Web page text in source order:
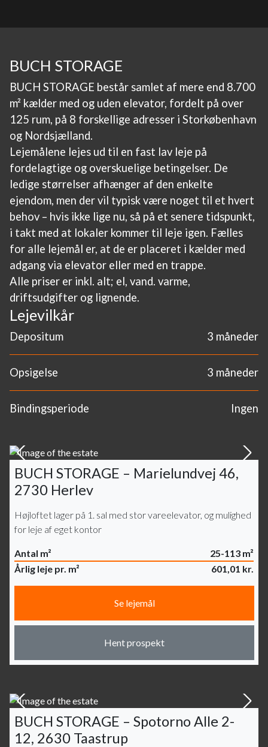
BUCH STORAGE
BUCH STORAGE består samlet af mere end 8.700
m² kælder med og uden elevator, fordelt på over
125 rum, på 8 forskellige adresser i Storkøbenhavn
og Nordsjælland.
Lejemålene lejes ud til en fast lav leje på
fordelagtige og overskuelige betingelser. De
ledige størrelser afhænger af den enkelte
ejendom, men der vil typisk være noget til et hvert
behov – hvis ikke lige nu, så på et senere tidspunkt,
i takt med at lokaler kommer til leje igen. Fælles
for alle lejemål er, at de er placeret i kælder med
adgang via elevator eller med en trappe.
Alle priser er inkl. alt; el, vand. varme,
driftsudgifter og lignende.
Lejevilkår
Depositum 3 måneder
Opsigelse 3 måneder
Bindingsperiode Ingen
BUCH STORAGE – Marielundvej 46,
2730 Herlev
Højloftet lager på 1. sal med stor vareelevator, og mulighed
for leje af eget kontor
Antal m²
25-113 m²
Årlig leje pr. m²
601,01 kr.
Se lejemål
Hent prospekt
BUCH STORAGE – Spotorno Alle 2-
12, 2630 Taastrup